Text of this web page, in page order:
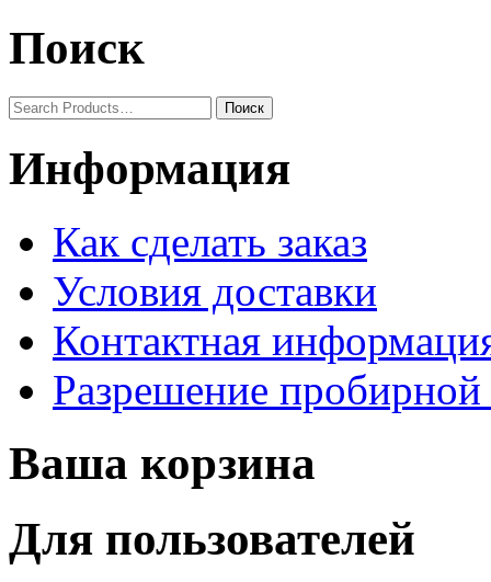
Поиск
Информация
Как сделать заказ
Условия доставки
Контактная
Разрешение пробирной
Ваша корзина
Для пользователей